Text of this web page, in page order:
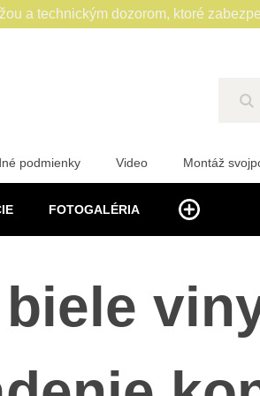
FOTOGALÉRIA
podmienky Video Montáž
a technickým dozorom, ktoré